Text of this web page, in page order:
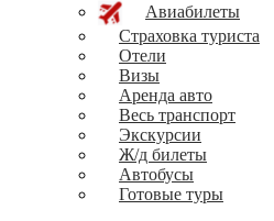
Авиабилеты
Страховка туриста
Отели
Визы
Аренда авто
Весь транспорт
Экскурсии
Ж/д билеты
Автобусы
Готовые туры